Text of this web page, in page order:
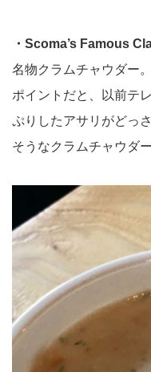
・Scoma’s Famous
名物クラムチャウダー
ポイントだと、以前テ
ぷりしたアサリがどっ
そうなクラムチャウダー